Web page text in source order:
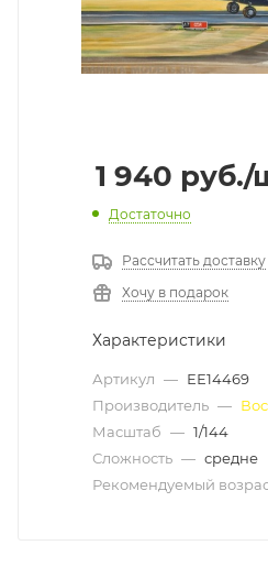
1 940 руб./
Достаточно
Рассчитать доставку
Хочу в подарок
Характеристики
Артикул — ЕЕ14469
Производитель —
Масштаб — 1/144
Сложность — средне
Рекомендуемый